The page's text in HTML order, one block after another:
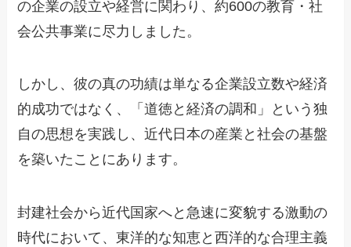
の企業の設立や経営に関わり、約600の教育・社
会公共事業に尽力しました。
しかし、彼の真の功績は単なる企業設立数や経済
的成功ではなく、「道徳と経済の調和」という独
自の思想を実践し、近代日本の産業と社会の基盤
を築いたことにあります。
封建社会から近代国家へと急速に変貌する激動の
時代において、東洋的な知恵と西洋的な合理主義